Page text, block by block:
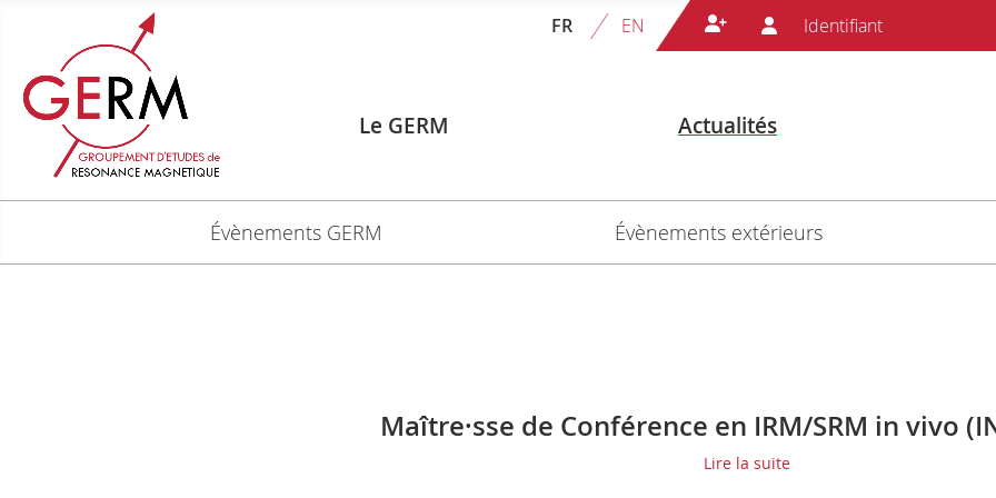
FR EN
Le GERM Actualités
Évènements GERM Évènements extérieurs
Maître·sse de Conférence en IRM/SRM in vivo
Lire la suite